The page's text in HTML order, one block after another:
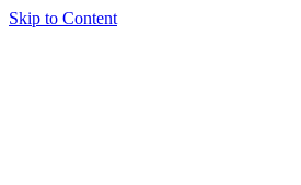
Skip to Content